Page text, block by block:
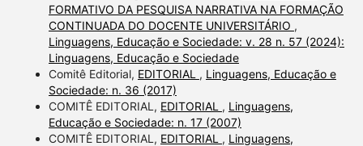
FORMATIVO DA PESQUISA NARRATIVA NA FORMAÇÃO
CONTINUADA DO DOCENTE UNIVERSITÁRIO ,
Linguagens, Educação e Sociedade: v. 28 n. 57 (2024):
Linguagens, Educação e Sociedade
Comitê Editorial, EDITORIAL , Linguagens, Educação e
Sociedade: n. 36 (2017)
COMITÊ EDITORIAL, EDITORIAL , Linguagens,
Educação e Sociedade: n. 17 (2007)
COMITÊ EDITORIAL, EDITORIAL , Linguagens,